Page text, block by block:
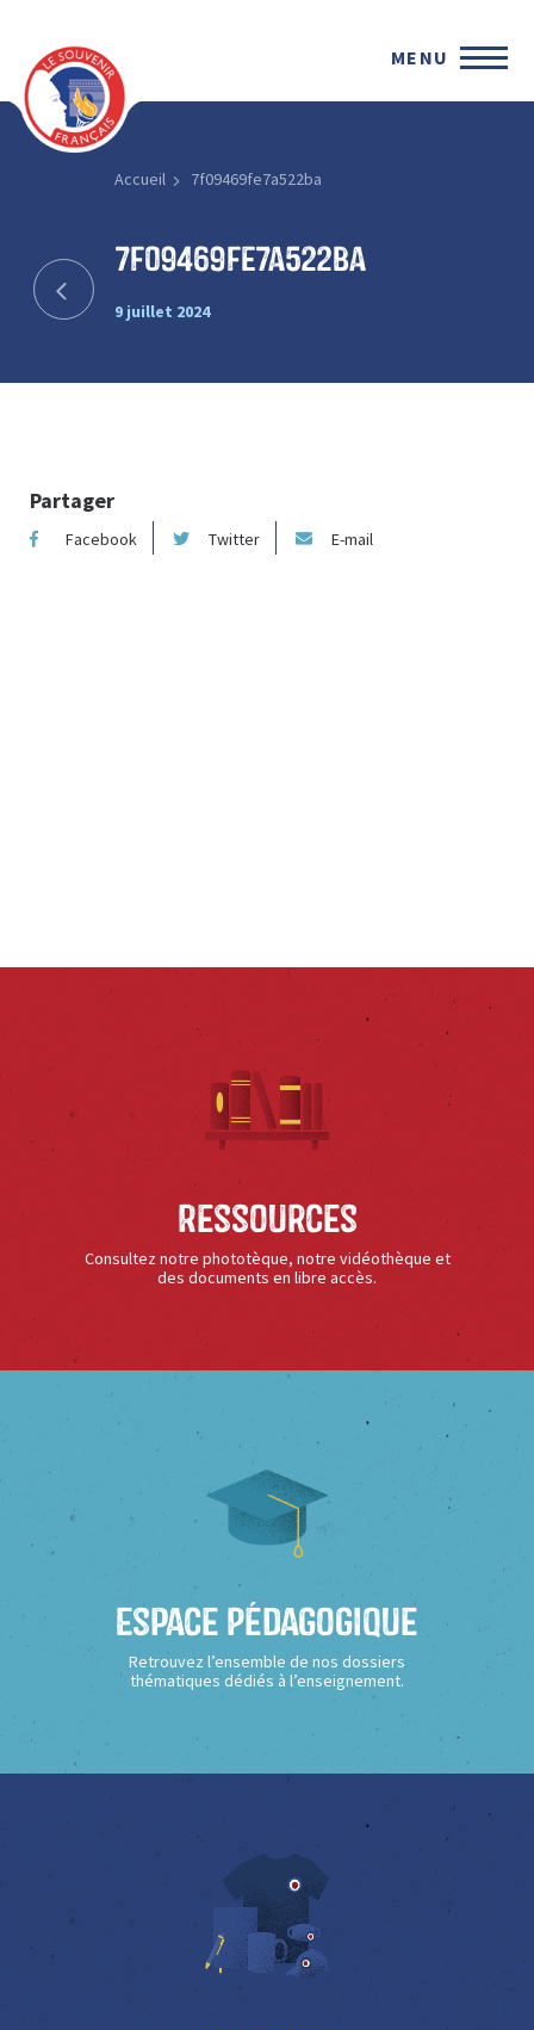
MENU
Accueil 7f09469fe7a522ba
7f09469fe7a522ba
9 juillet 2024
Partager
Facebook Twitter E-mail
Ressources
Consultez notre phototèque, notre vidéothèque et
des documents en libre accès.
Espace Pédagogique
Retrouvez l’ensemble de nos dossiers
thématiques dédiés à l’enseignement.